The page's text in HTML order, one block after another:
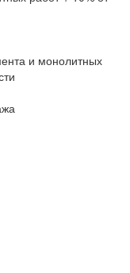
и монолитных